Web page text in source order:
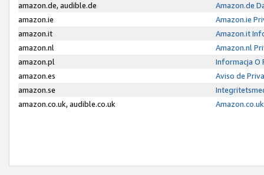
amazon.de, audible.de
Amazon.de
amazon.ie
Amazon.ie
amazon.it
Amazon.it
amazon.nl
Amazon.nl
amazon.pl
Informacja O
amazon.es
Aviso de
amazon.se
amazon.co.uk, audible.co.uk